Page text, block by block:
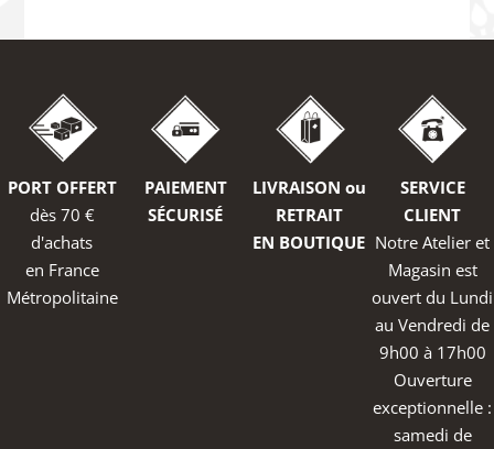
PORT OFFERT
dès 70 €
d'achats
en France
Métropolitaine
PAIEMENT
SÉCURISÉ
LIVRAISON ou
RETRAIT
EN BOUTIQUE
SERVICE
CLIENT
Notre Atelier et
Magasin est
ouvert du Lundi
au Vendredi de
9h00 à 17h00
Ouverture
exceptionnelle :
samedi de